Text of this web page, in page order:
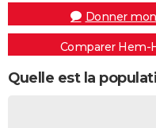
Donner
Comparer Hem-
Quelle est la